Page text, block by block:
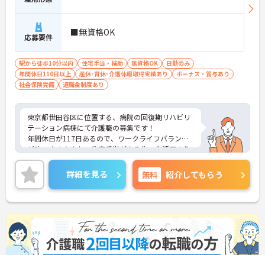
応募要件 ■無資格OK
駅から徒歩10分以内 住宅手当・補助 無資格OK
日勤のみ
年間休日110日以上
産休･育休･介護休暇取得実績あり
ボーナス・賞与あり
社会保険完備
退職金制度あり
東京都世田谷区に位置する、病院の回復期リハビリ
テーション病棟にて介護職の募集です！
年間休日が117日あるので、ワークライフバランス
が叶います☆また、住宅手当がある為、生活面の負
担を軽減し、安心して長く勤務していただけます♪
さらに、駅から徒歩1分の好立地なので通勤らくら
くです◎ご興味のある方には、面接対策ポイントな
ど、さらに詳細をお話しいたしますのでお気軽にご
相談ください！
詳細を見る 無料 紹介してもらう